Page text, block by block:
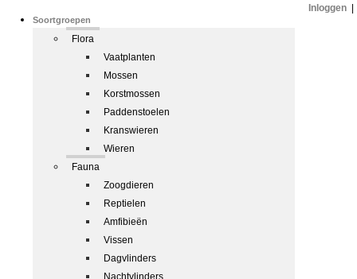
Soortgroepen
Flora
Vaatplanten
Mossen
Korstmossen
Paddenstoelen
Kranswieren
Wieren
Fauna
Zoogdieren
Reptielen
Amfibieën
Vissen
Dagvlinders
Nachtvlinders
Inloggen